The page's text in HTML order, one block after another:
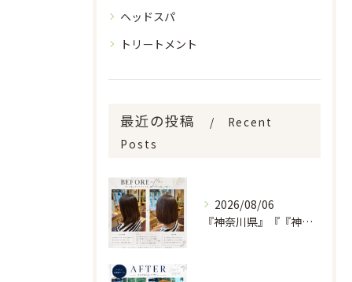
ヘッドスパ
トリートメント
最近の投稿
Recent
Posts
2026/08/06
『神奈川県』『『神奈川県』『綾瀬市』『海老名市』『美容室』